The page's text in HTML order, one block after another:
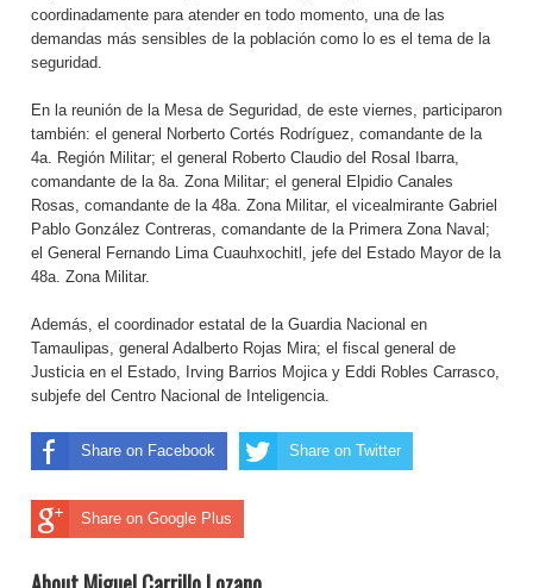
coordinadamente para atender en todo momento, una de las
demandas más sensibles de la población como lo es el tema de la
seguridad.
En la reunión de la Mesa de Seguridad, de este viernes, participaron
también: el general Norberto Cortés Rodríguez, comandante de la
4a. Región Militar; el general Roberto Claudio del Rosal Ibarra,
comandante de la 8a. Zona Militar; el general Elpidio Canales
Rosas, comandante de la 48a. Zona Militar, el vicealmirante Gabriel
Pablo González Contreras, comandante de la Primera Zona Naval;
el General Fernando Lima Cuauhxochitl, jefe del Estado Mayor de la
48a. Zona Militar.
Además, el coordinador estatal de la Guardia Nacional en
Tamaulipas, general Adalberto Rojas Mira; el fiscal general de
Justicia en el Estado, Irving Barrios Mojica y Eddi Robles Carrasco,
subjefe del Centro Nacional de Inteligencia.
Share on Facebook Share on Twitter
Share on Google Plus